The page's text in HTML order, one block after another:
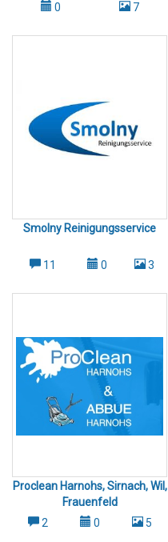
0 7
Smolny Reinigungsservice
11 0 3
Proclean Harnohs, Sirnach, Wil,
Frauenfeld
2
0 5